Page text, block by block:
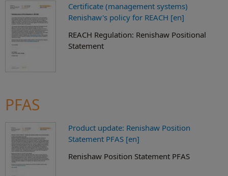
Certificate (management systems)
Renishaw's policy for REACH [en]
REACH Regulation: Renishaw Positional
Statement
PFAS
Product update: Renishaw Position
Statement PFAS [en]
Renishaw Position Statement PFAS